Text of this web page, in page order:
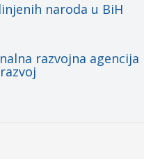
naroda u BiH
razvojna agencija